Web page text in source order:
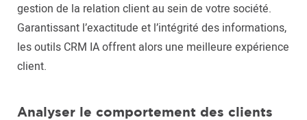
gestion de la relation client au sein de votre société.
Garantissant l’exactitude et l’intégrité des informations,
les outils CRM IA offrent alors une meilleure expérience
client.
Analyser le comportement des clients